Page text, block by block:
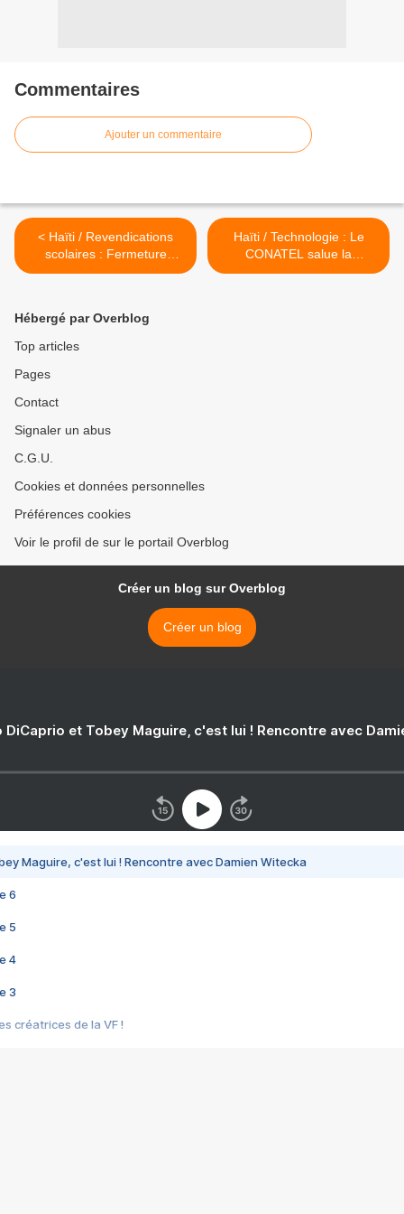
Commentaires
Ajouter un commentaire
< Haïti / Revendications
scolaires : Fermeture
anticipée du lycée de Sibert
Haïti / Technologie : Le
CONATEL salue la
publication du Décret sur la
Hébergé par Overblog
Top articles
Pages
Contact
Signaler un abus
C.G.U.
Cookies et données personnelles
Préférences cookies
Voir le profil de sur le portail Overblog
Créer un blog sur Overblog
Créer un blog
DiCaprio et Tobey Maguire, c'est lui ! Rencontre avec
Maguire, c'est lui ! Rencontre avec Damien Witecka
6
5
4
3
créatrices de la VF !